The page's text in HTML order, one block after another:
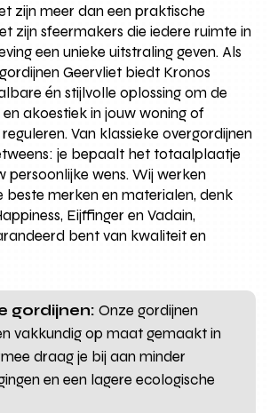
zijn meer dan een praktische
zijn sfeermakers die iedere ruimte in
een unieke uitstraling geven. Als
Geervliet biedt Kronos
én stijlvolle oplossing om de
akoestiek in jouw woning of
Van klassieke overgordijnen
je bepaalt het totaalplaatje
persoonlijke wens. Wij werken
beste merken en materialen, denk
Eijffinger en Vadain,
bent van kwaliteit en
gordijnen: Onze gordijnen
vakkundig op maat gemaakt in
draag je bij aan minder
en een lagere ecologische